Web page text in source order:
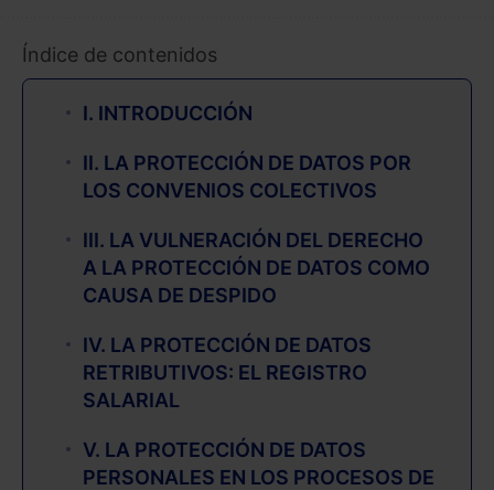
Índice de contenidos
I. INTRODUCCIÓN
II. LA PROTECCIÓN DE DATOS POR
LOS CONVENIOS COLECTIVOS
III. LA VULNERACIÓN DEL DERECHO
A LA PROTECCIÓN DE DATOS COMO
CAUSA DE DESPIDO
IV. LA PROTECCIÓN DE DATOS
RETRIBUTIVOS: EL REGISTRO
SALARIAL
V. LA PROTECCIÓN DE DATOS
PERSONALES EN LOS PROCESOS DE